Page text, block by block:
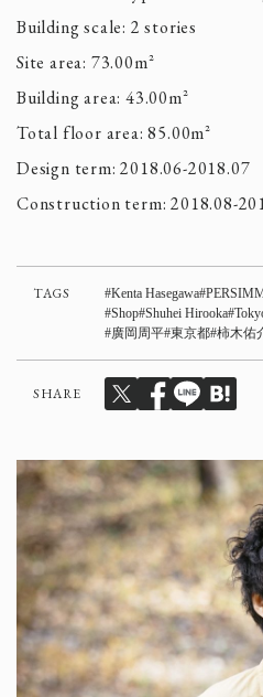
Building scale: 2 stories
Site area: 73.00m²
Building area: 43.00m²
Total floor area: 85.00m²
Design term: 2018.06-2018.07
Construction term: 2018.08-
TAGS Kenta Hasegawa
Shop Shuhei Hirooka
廣岡周平 東京都 柿木佑
SHARE